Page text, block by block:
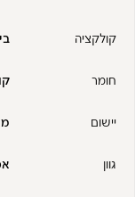
קולקציה
חומר
יישום
גוון